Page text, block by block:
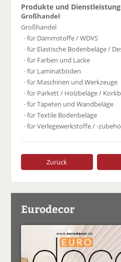
Produkte und
Großhandel
Großhandel
· für Dämmstoffe / WDVS
· für Elastische Bodenbeläge /
· für Farben und Lacke
· für Laminatböden
· für Maschinen und Werkzeuge
· für Parkett / Holzbeläge /
· für Tapeten und Wandbeläge
· für Textile Bodenbeläge
· für Verlegewerkstoffe / -
Zurück
Eurodecor